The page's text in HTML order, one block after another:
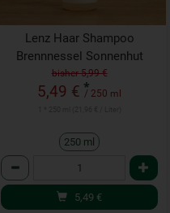
Lenz Haar Shampoo
Brennnessel Sonnenhut
bisher 5,99 €
5,49 € *
/ 250 ml
250 ml
Anzahl
5,49 €